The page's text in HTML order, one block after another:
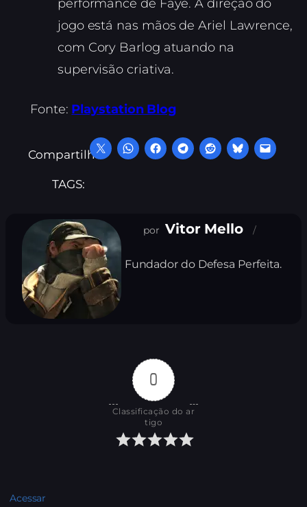
performance de Faye. A direção do
jogo está nas mãos de Ariel Lawrence,
com Cory Barlog atuando na
supervisão criativa.
Fonte: Playstation Blog
Compartilhe:
TAGS:
Vitor Mello
Fundador do Defesa Perfeita.
0
Classificação do ar
tigo
Acessar